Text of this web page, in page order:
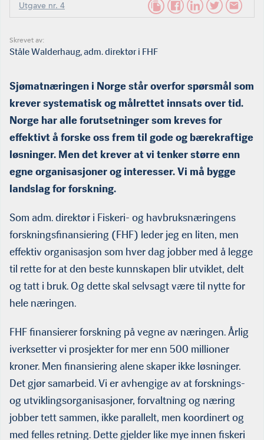
Utgave nr. 4
Skrevet av:
Ståle Walderhaug, adm. direktør i FHF
Sjømatnæringen i Norge står overfor spørsmål som
krever systematisk og målrettet innsats over tid.
Norge har alle forutsetninger som kreves for
effektivt å forske oss frem til gode og bærekraftige
løsninger. Men det krever at vi tenker større enn
egne organisasjoner og interesser. Vi må bygge
landslag for forskning.
Som adm. direktør i Fiskeri- og havbruksnæringens
forskningsfinansiering (FHF) leder jeg en liten, men
effektiv organisasjon som hver dag jobber med å legge
til rette for at den beste kunnskapen blir utviklet, delt
og tatt i bruk. Og dette skal selvsagt være til nytte for
hele næringen.
FHF finansierer forskning på vegne av næringen. Årlig
iverksetter vi prosjekter for mer enn 500 millioner
kroner. Men finansiering alene skaper ikke løsninger.
Det gjør samarbeid. Vi er avhengige av at forsknings-
og utviklingsorganisasjoner, forvaltning og næring
jobber tett sammen, ikke parallelt, men koordinert og
med felles retning. Dette gjelder like mye innen fiskeri